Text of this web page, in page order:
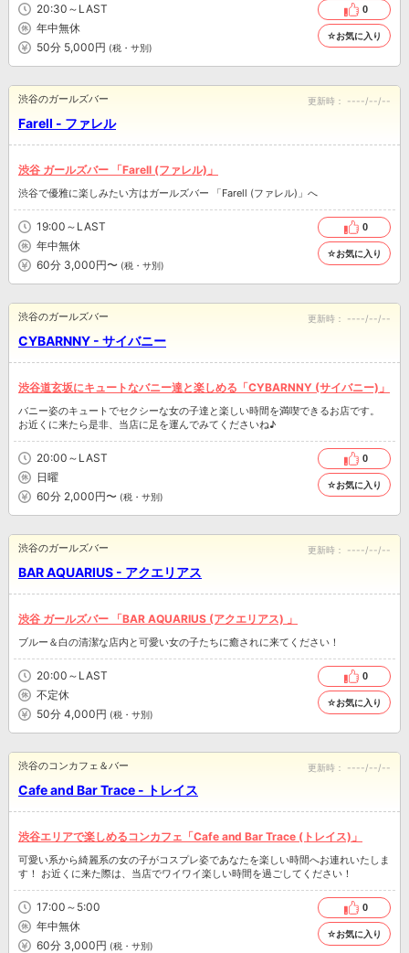
20:30～LAST
年中無休
50分 5,000円 (税・サ別)
0
☆お気に入り
Farell - ファレル
渋谷のガールズバー 更新時： ----/--/--
渋谷 ガールズバー 「Farell (ファレル)」
渋谷で優雅に楽しみたい方はガールズバー 「Farell (ファレル)」へ
19:00～LAST
年中無休
60分 3,000円〜 (税・サ別)
0
☆お気に入り
CYBARNNY - サイバニー
渋谷のガールズバー 更新時： ----/--/--
渋谷道玄坂にキュートなバニー達と楽しめる「CYBARNNY (サイバニー)」
バニー姿のキュートでセクシーな女の子達と楽しい時間を満喫できるお店です。
お近くに来たら是非、当店に足を運んでみてくださいね♪
20:00～LAST
日曜
60分 2,000円〜 (税・サ別)
0
☆お気に入り
BAR AQUARIUS - アクエリアス
渋谷のガールズバー 更新時： ----/--/--
渋谷 ガールズバー 「BAR AQUARIUS (アクエリアス) 」
ブルー＆白の清潔な店内と可愛い女の子たちに癒されに来てください！
20:00～LAST
不定休
50分 4,000円 (税・サ別)
0
☆お気に入り
Cafe and Bar Trace - トレイス
渋谷のコンカフェ＆バー 更新時： ----/--/--
渋谷エリアで楽しめるコンカフェ「Cafe and Bar Trace (トレイス)」
可愛い系から綺麗系の女の子がコスプレ姿であなたを楽しい時間へお連れいたしま
す！ お近くに来た際は、当店でワイワイ楽しい時間を過ごしてください！
17:00～5:00
年中無休
60分 3,000円 (税・サ別)
0
☆お気に入り